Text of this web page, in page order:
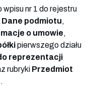
wpisu nr 1 do rejestru
Dane podmiotu,
o umowie,
pierwszego działu
reprezentacji
rubryki Przedmiot